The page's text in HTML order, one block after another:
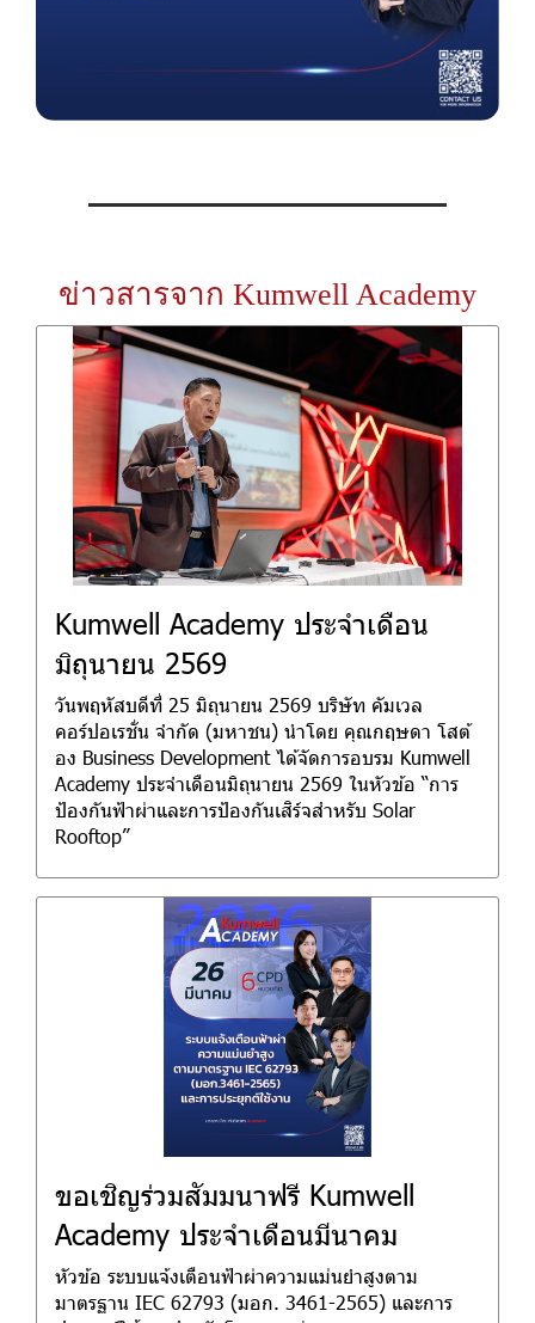
ข่าวสารจาก Kumwell Academy
Kumwell Academy ประจำเดือน
มิถุนายน 2569
วันพฤหัสบดีที่ 25 มิถุนายน 2569 บริษัท คัมเวล
คอร์ปอเรชั่น จำกัด (มหาชน) นำโดย คุณกฤษดา โสต้
อง Business Development ได้จัดการอบรม Kumwell
Academy ประจำเดือนมิถุนายน 2569 ในหัวข้อ “การ
ป้องกันฟ้าผ่าและการป้องกันเสิร์จสำหรับ Solar
Rooftop”
ขอเชิญร่วมสัมมนาฟรี Kumwell
Academy ประจำเดือนมีนาคม
หัวข้อ ระบบแจ้งเตือนฟ้าผ่าความแม่นยำสูงตาม
มาตรฐาน IEC 62793 (มอก. 3461-2565) และการ